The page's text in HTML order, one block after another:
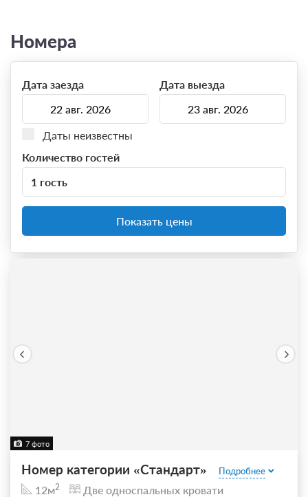
Номера
Дата заезда Дата выезда
Даты неизвестны
Количество гостей
1 гость
Показать цены
7 фото
Номер категории «Стандарт» Подробнее
12м2
Две односпальных кровати